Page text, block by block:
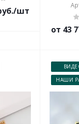
шт
от 43
НАШИ